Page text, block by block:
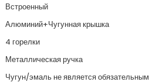
Встроенный
Алюминий+Чугунная крышка
4 горелки
Металлическая ручка
Чугун/эмаль не является обязательным